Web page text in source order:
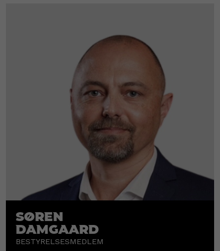
Søren
Damgaard
BESTYRELSESMEDLEM